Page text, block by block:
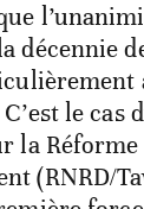
décennie
le cas
la Réforme
(RNRD/